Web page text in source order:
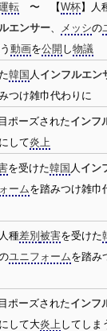
転 〜 【W杯】人
エンサー、 メッシの
動画を公開 し物議
韓国 人 インフルエン
つけ雑巾代わりに
ポーズされたインフ
して炎上
を受けた韓国 人 イン
ームを踏みつけ雑巾
種差別 被害を受けた
ユニフォームを踏み
ポーズされたインフ
して大炎上してしま